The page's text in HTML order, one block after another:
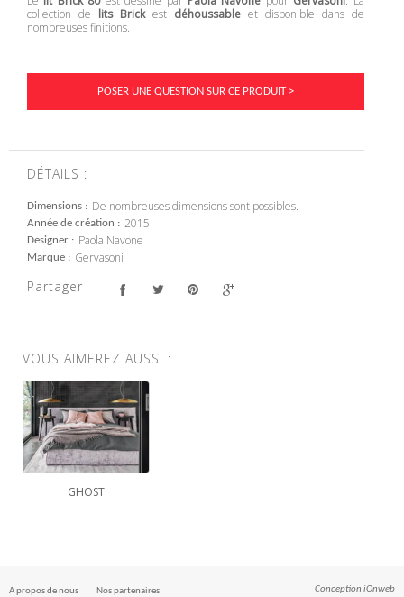
collection de lits Brickest déhoussableet disponible dans de
nombreuses finitions.
POSER UNE QUESTION SUR CE PRODUIT >
DÉTAILS :
Dimensions De nombreuses dimensions sont possibles.
Année de création 2015
Designer Paola Navone
Marque Gervasoni
Partager
VOUS AIMEREZ AUSSI :
GHOST
A propos de nous Nos partenaires Conception iOnweb